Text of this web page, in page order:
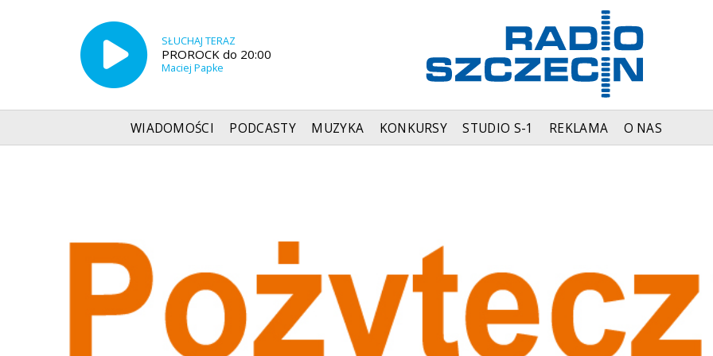
SŁUCHAJ TERAZ
PROROCK do 20:00
Maciej Papke
WIADOMOŚCI PODCASTY MUZYKA KONKURSY STUDIO S-1 REKLAMA O NAS